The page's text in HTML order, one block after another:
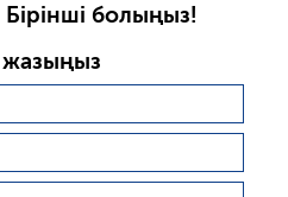
болыңыз!
жазыңыз